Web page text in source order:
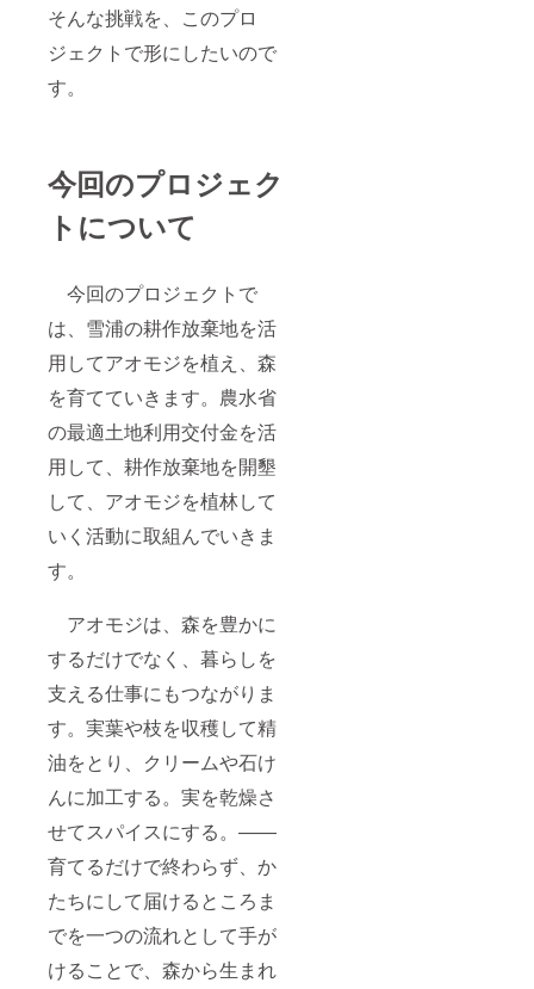
そんな挑戦を、このプロ
ジェクトで形にしたいので
す。
今回のプロジェク
トについて
今回のプロジェクトで
は、雪浦の耕作放棄地を活
用してアオモジを植え、森
を育てていきます。農水省
の最適土地利用交付金を活
用して、耕作放棄地を開墾
して、アオモジを植林して
いく活動に取組んでいきま
す。
アオモジは、森を豊かに
するだけでなく、暮らしを
支える仕事にもつながりま
す。実葉や枝を収穫して精
油をとり、クリームや石け
んに加工する。実を乾燥さ
せてスパイスにする。――
育てるだけで終わらず、か
たちにして届けるところま
でを一つの流れとして手が
けることで、森から生まれ